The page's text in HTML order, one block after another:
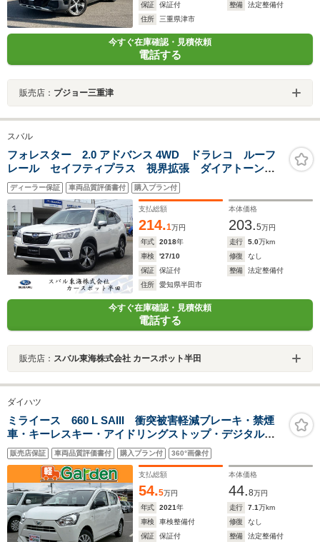
保証
保証付 整備
法定整備付
住所
三重県津市
今すぐ在庫確認・見積依頼
電話する
販売店： プジョー三重津
スバル
フォレスター 2.0 アドバンス 4WD ドラレコ ルーフ
レール セイフティプラス 視界拡張 ダイアトーンナ
ビ フルセグ Bluetoothオーディオ USB フロントカ
メラ サイドカメラ バックカメラ スマートリヤビュ
ーミラー ETC2.0
ディーラー保証 車両品質評価書付 購入プラン付
支払総額
214.1万円
本体価格
203.5万円
年式
2018年 走行 5.0万km
車検
'27/10 修復
なし
保証
保証付 整備
法定整備付
住所
愛知県半田市
今すぐ在庫確認・見積依頼
電話する
販売店： スバル東海株式会社 カースポット半田
ダイハツ
ミライース 660 L SAIII 衝突被害軽減ブレーキ・禁煙
車・キーレスキー・アイドリングストップ・デジタルメ
ーター
販売店保証 車両品質評価書付 購入プラン付 360°画像付
支払総額
54.5万円
本体価格
44.8万円
年式
2021年 走行 7.1万km
車検
車検整備付 修復
なし
保証
保証付 整備
法定整備付